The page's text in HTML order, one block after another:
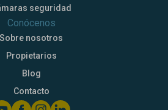
seguridad
Conócenos
Sobre nosotros
Propietarios
Blog
Contacto